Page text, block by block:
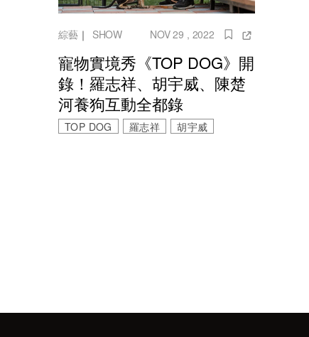
綜藝 ｜ SHOW NOV 29 , 2022
寵物實境秀《TOP DOG》開
錄！羅志祥、胡宇威、陳楚
河養狗互動全都錄
TOP DOG 羅志祥 胡宇威